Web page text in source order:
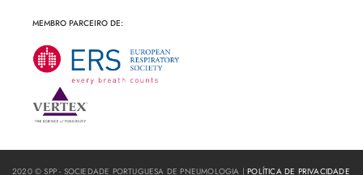
MEMBRO PARCEIRO DE:
2020 © SPP - SOCIEDADE PORTUGUESA DE PNEUMOLOGIA |POLÍTICA DE PRIVACIDADE